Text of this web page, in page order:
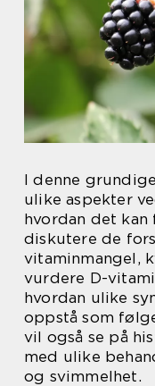
I denne
ulike aspekter
hvordan det
diskutere de
vitaminmangel,
vurdere D-
hvordan ulike
oppstå som
vil også se på
med ulike
og svimmelhet.